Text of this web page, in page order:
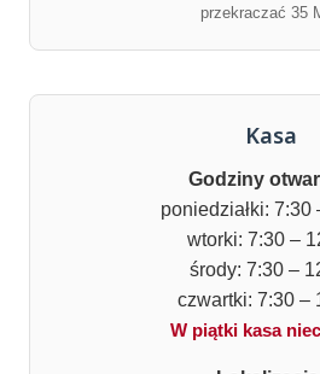
przekraczać 35
Kasa
Godziny
poniedziałki: 7:30
wtorki: 7:30 –
środy: 7:30 –
czwartki: 7:30 –
W piątki kasa